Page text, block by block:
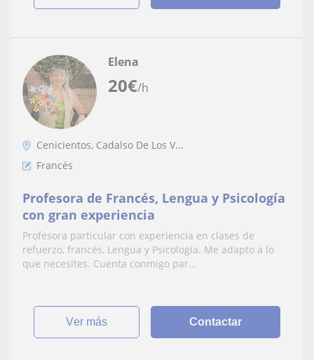
20€/h
Elena
Cenicientos, Cadalso De Los V...
Francés
Profesora de Francés, Lengua y Psicología
con gran experiencia
Profesora particular con experiencia en clases de
refuerzo, francés, Lengua y Psicología. Me adapto a lo
que necesites. Cuenta conmigo par...
ver más Contactar